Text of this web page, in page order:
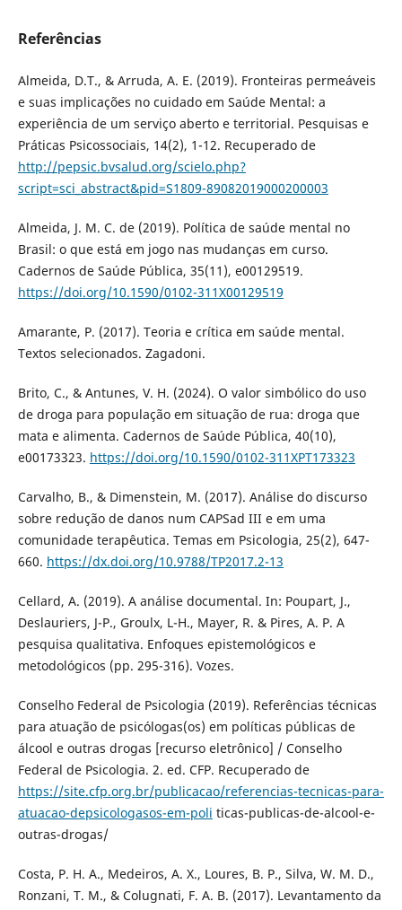
Referências
Almeida, D.T., & Arruda, A. E. (2019). Fronteiras permeáveis
e suas implicações no cuidado em Saúde Mental: a
experiência de um serviço aberto e territorial. Pesquisas e
Práticas Psicossociais, 14(2), 1-12. Recuperado de
http://pepsic.bvsalud.org/scielo.php?
script=sci_abstract&pid=S1809-89082019000200003
Almeida, J. M. C. de (2019). Política de saúde mental no
Brasil: o que está em jogo nas mudanças em curso.
Cadernos de Saúde Pública, 35(11), e00129519.
https://doi.org/10.1590/0102-311X00129519
Amarante, P. (2017). Teoria e crítica em saúde mental.
Textos selecionados. Zagadoni.
Brito, C., & Antunes, V. H. (2024). O valor simbólico do uso
de droga para população em situação de rua: droga que
mata e alimenta. Cadernos de Saúde Pública, 40(10),
e00173323. https://doi.org/10.1590/0102-311XPT173323
Carvalho, B., & Dimenstein, M. (2017). Análise do discurso
sobre redução de danos num CAPSad III e em uma
comunidade terapêutica. Temas em Psicologia, 25(2), 647-
660. https://dx.doi.org/10.9788/TP2017.2-13
Cellard, A. (2019). A análise documental. In: Poupart, J.,
Deslauriers, J-P., Groulx, L-H., Mayer, R. & Pires, A. P. A
pesquisa qualitativa. Enfoques epistemológicos e
metodológicos (pp. 295-316). Vozes.
Conselho Federal de Psicologia (2019). Referências técnicas
para atuação de psicólogas(os) em políticas públicas de
álcool e outras drogas [recurso eletrônico] / Conselho
Federal de Psicologia. 2. ed. CFP. Recuperado de
https://site.cfp.org.br/publicacao/referencias-tecnicas-para-
atuacao-depsicologasos-em-poli ticas-publicas-de-alcool-e-
outras-drogas/
Costa, P. H. A., Medeiros, A. X., Loures, B. P., Silva, W. M. D.,
Ronzani, T. M., & Colugnati, F. A. B. (2017). Levantamento da